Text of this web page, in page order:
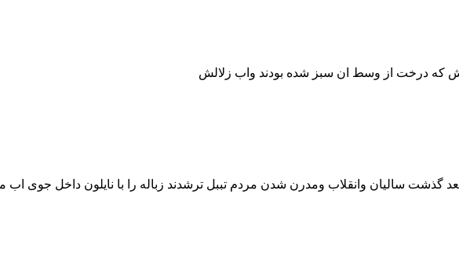
که درخت از وسط ان سبز شده بودند واب زلالش
گذشت سالیان وانقلاب ومدرن شدن مردم تببل ترشدند زباله را با نایلون داخل جوی اب